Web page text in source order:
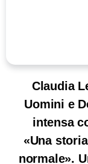
Claudia
Uomini e
intensa
«Una
normale».